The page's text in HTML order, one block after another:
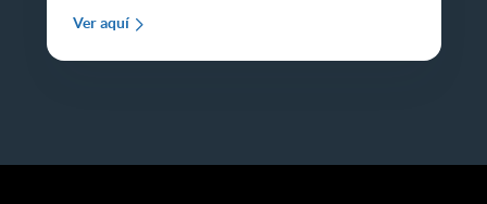
Ver aquí